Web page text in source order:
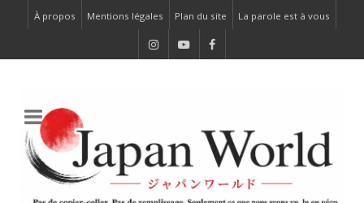
À propos Mentions légales Plan du site La parole est à vous